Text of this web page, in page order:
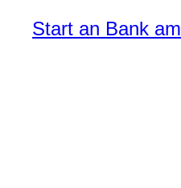
Start an Bank